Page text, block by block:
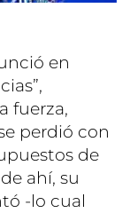
en
fuerza,
perdió con
de
ahí, su
-lo cual